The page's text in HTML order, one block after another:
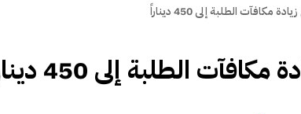
مكافآت الطلبة إلى 450 ديناراً
الطلبة إلى 450 ديناراً